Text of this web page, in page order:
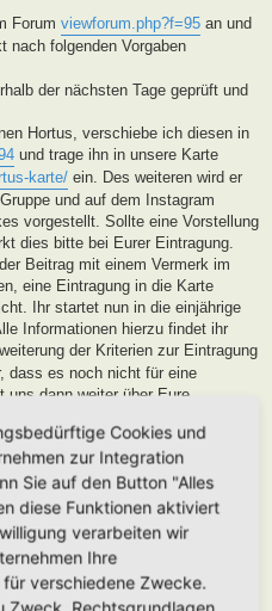
Forum viewforum.php?f=95 an und
nach folgenden Vorgaben
der nächsten Tage geprüft und
Hortus, verschiebe ich diesen in
und trage ihn in unsere Karte
karte/ ein. Des weiteren wird er
und auf dem Instagram
vorgestellt. Sollte eine Vorstellung
dies bitte bei Eurer Eintragung.
Beitrag mit einem Vermerk im
eine Eintragung in die Karte
Ihr startet nun in die einjährige
Informationen hierzu findet ihr
der Kriterien zur Eintragung
dass es noch nicht für eine
uns dann weiter über Eure
Wenn unser Moderatorenteam der
werden wir diesen als Hortus
spätestens nach Ablauf des
Stellen wir in dieser Zeit keine
archivieren.
Hortus sondern um ein
die keinen klassischen
aber in Anlehnung an das
Cookies und
zur Integration
Sie auf den Button "Alles
diese Funktionen aktiviert
verarbeiten wir
Ihre
verschiedene Zwecke.